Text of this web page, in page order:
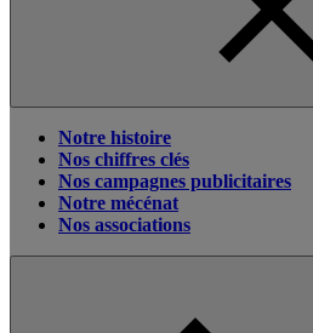
Notre histoire
Nos chiffres clés
Nos campagnes publicitaires
Notre mécénat
Nos associations